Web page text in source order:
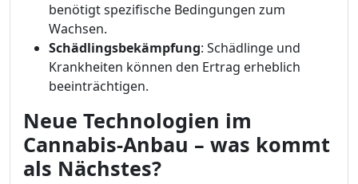
benötigt spezifische Bedingungen zum
Wachsen.
Schädlingsbekämpfung: Schädlinge und
Krankheiten können den Ertrag erheblich
beeinträchtigen.
Neue Technologien im
Cannabis-Anbau – was kommt
als Nächstes?